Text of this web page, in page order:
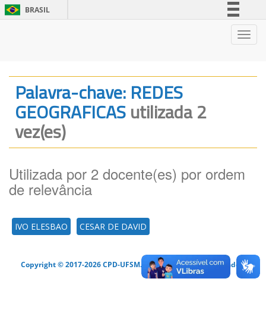
BRASIL
Legislação
Canais
Palavra-chave: REDES
GEOGRAFICASutilizada 2
vez(es)
Utilizada por 2 docente(es) por ordem
de relevância
IVO ELESBAO CESAR DE DAVID
Copyright © 2017-2026 CPD-UFSM. Todos os direitos reservados.